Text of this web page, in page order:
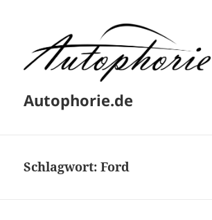
Autophorie.de
Schlagwort:Ford